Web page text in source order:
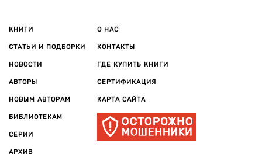
КНИГИ
СТАТЬИ И ПОДБОРКИ
НОВОСТИ
АВТОРЫ
НОВЫМ АВТОРАМ
БИБЛИОТЕКАМ
СЕРИИ
АРХИВ
О НАС
КОНТАКТЫ
ГДЕ КУПИТЬ КНИГИ
СЕРТИФИКАЦИЯ
КАРТА САЙТА